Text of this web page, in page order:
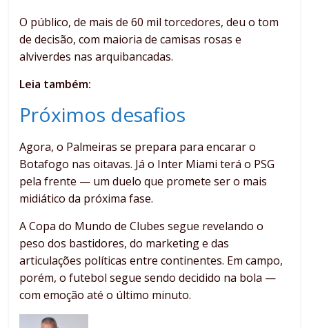
O público, de mais de 60 mil torcedores, deu o tom
de decisão, com maioria de camisas rosas e
alviverdes nas arquibancadas.
Leia também:
Próximos desafios
Agora, o Palmeiras se prepara para encarar o
Botafogo nas oitavas. Já o Inter Miami terá o PSG
pela frente — um duelo que promete ser o mais
midiático da próxima fase.
A Copa do Mundo de Clubes segue revelando o
peso dos bastidores, do marketing e das
articulações políticas entre continentes. Em campo,
porém, o futebol segue sendo decidido na bola —
com emoção até o último minuto.